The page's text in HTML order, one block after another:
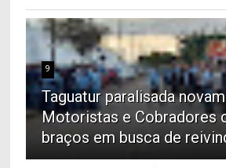
9
Taguatur paralisada
Motoristas e Cobradores
braços em busca de